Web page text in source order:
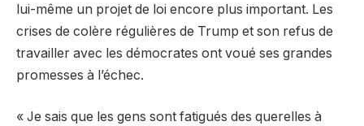
lui-même un projet de loi encore plus important. Les
crises de colère régulières de Trump et son refus de
travailler avec les démocrates ont voué ses grandes
promesses à l’échec.
« Je sais que les gens sont fatigués des querelles à